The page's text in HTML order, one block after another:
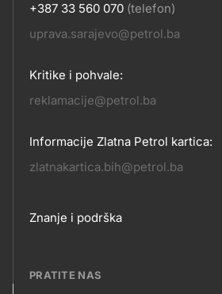
KONTAKT
+387 33 560 070 (telefon)
uprava.sarajevo@petrol.ba
Kritike i pohvale:
reklamacije@petrol.ba
Informacije Zlatna Petrol kartica:
zlatnakartica.bih@petrol.ba
Footer
Znanje i podrška
PRATITE NAS